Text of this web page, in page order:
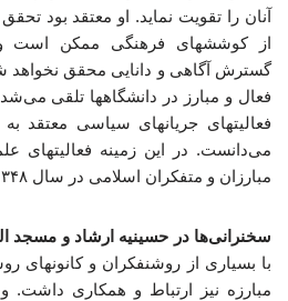
آنان را تقویت نماید. او معتقد بود
از کوششهای فرهنگی ممکن است
گسترش آگاهی و دانایی محقق نخواهد
فعال و مبارز در دانشگاهها تلقی
فعالیتهای جریانهای سیاسی معتقد
می‌دانست. در این زمینه فعالیتهای
مبارزان و متفکران اسلامی در سال ۱۳۴۸ برگزار کرد[۶۱] .
سخنرانی‌ها در حسینیه ارشاد و مسجد
با بسیاری از روشنفکران و